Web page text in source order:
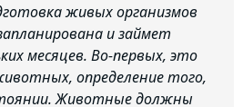
живых организмов
и займет
месяцев. Во-первых, это
определение того,
Животные должны